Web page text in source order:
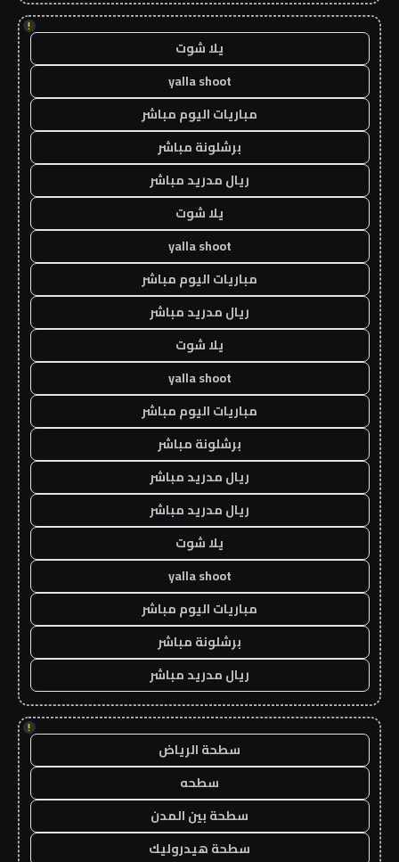
!
يلا شوت
yalla shoot
مباريات اليوم مباشر
برشلونة مباشر
ريال مدريد مباشر
يلا شوت
yalla shoot
مباريات اليوم مباشر
ريال مدريد مباشر
يلا شوت
yalla shoot
مباريات اليوم مباشر
برشلونة مباشر
ريال مدريد مباشر
ريال مدريد مباشر
يلا شوت
yalla shoot
مباريات اليوم مباشر
برشلونة مباشر
ريال مدريد مباشر
!
سطحة الرياض
سطحه
سطحة بين المدن
سطحة هيدروليك